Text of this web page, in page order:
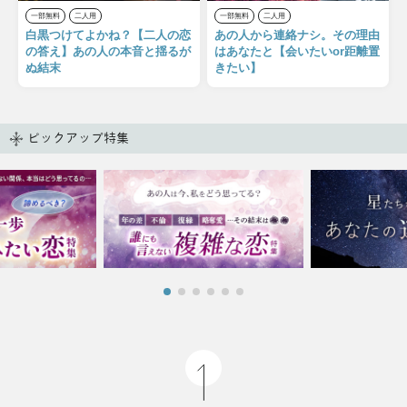
一部無料 二人用
白黒つけてよかね？【二人の恋
の答え】あの人の本音と揺るが
ぬ結末
一部無料 二人用
あの人から連絡ナシ。その理由
はあなたと【会いたいor距離置
きたい】
ピックアップ特集